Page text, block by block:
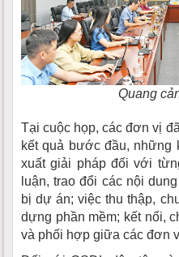
Quang
Tại cuộc họp, các đơn vị
kết quả bước đầu, những
xuất giải pháp đối với
luận, trao đổi các nội
bị dự án; việc thu thập,
dựng phần mềm; kết nối,
và phối hợp giữa các đơn